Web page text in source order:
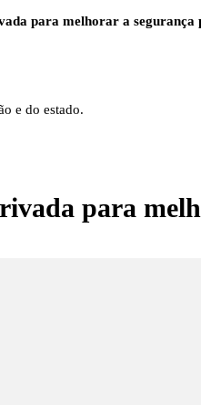
para melhorar a segurança
e do estado.
para